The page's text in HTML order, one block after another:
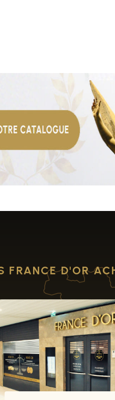
FRANCE D'OR